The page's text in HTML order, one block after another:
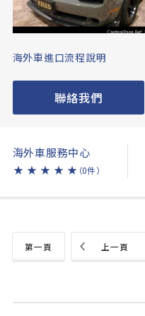
海外車進口流程說明
聯絡我們
海外車服務中心
★ ★ ★ ★ ★ （0件）
第一頁 上一頁